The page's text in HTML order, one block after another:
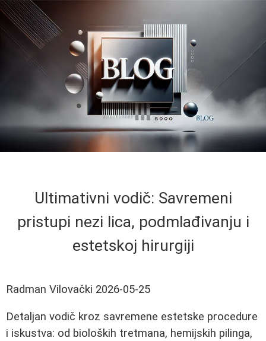
Ultimativni vodič: Savremeni
pristupi nezi lica, podmlađivanju i
estetskoj hirurgiji
Radman Vilovački 2026-05-25
Detaljan vodič kroz savremene estetske procedure
i iskustva: od bioloških tretmana, hemijskih pilinga,